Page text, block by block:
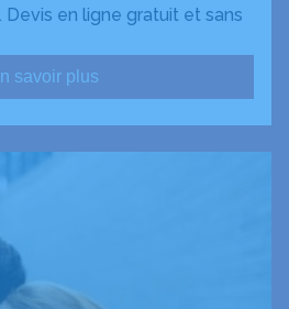
en ligne gratuit et sans
savoir plus